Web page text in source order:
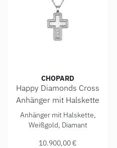
CHOPARD
Happy Diamonds Cross
Anhänger mit Halskette
Chopard Happy Diamonds
Anhänger mit Halskette,
Weißgold, Diamant
10.900,00 €